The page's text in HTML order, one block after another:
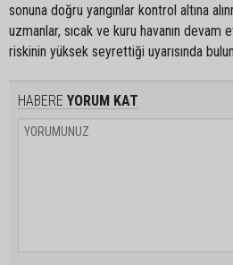
sonuna doğru yangınlar kontrol altına
uzmanlar, sıcak ve kuru havanın devam
riskinin yüksek seyrettiği uyarısında
HABERE YORUM KAT